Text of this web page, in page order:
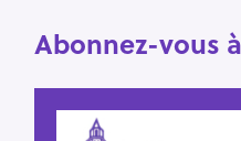
Abonnez-vous